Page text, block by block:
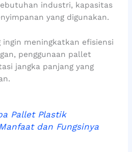
industri, kapasitas
yang digunakan.
ingin meningkatkan efisiensi
penggunaan pallet
jangka panjang yang
Pallet Plastik
dan Fungsinya